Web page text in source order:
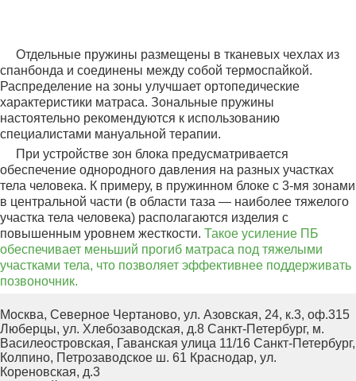
Отдельные пружины размещены в тканевых чехлах из
спанбонда и соединены между собой термоспайкой.
Распределение на зоны улучшает ортопедические
характеристики матраса. Зональные пружины
настоятельно рекомендуются к использованию
специалистами мануальной терапии.
При устройстве зон блока предусматривается
обеспечение однородного давления на разных участках
тела человека. К примеру, в пружинном блоке с 3-мя зонами
в центральной части (в области таза — наиболее тяжелого
участка тела человека) располагаются изделия с
повышенным уровнем жесткости. Такое усиление ПБ
обеспечивает меньший прогиб матраса под тяжелыми
участками тела, что позволяет эффективнее поддерживать
позвоночник.
Москва, Северное Чертаново, ул. Азовская, 24, к.3, оф.315
Люберцы, ул. Хлебозаводская, д.8 Санкт-Петербург, м.
Василеостровская, Гаванская улица 11/16 Санкт-Петербург,
Колпино, Петрозаводское ш. 61 Краснодар, ул.
Кореновская, д.3